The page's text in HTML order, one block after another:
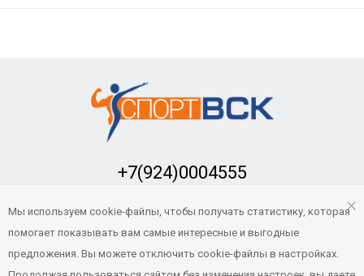
+7(924)0004555
sport-vsk@mail.ru
Мы используем cookie-файлы, чтобы получать статистику, которая
помогает показывать вам самые интересные и выгодные
предложения. Вы можете отключить cookie-файлы в настройках.